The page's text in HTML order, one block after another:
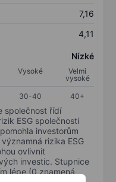
7,16
4,11
Nízké
Vysoké
Velmi
vysoké
30-40 40+
společnost řídí
ESG společnosti
investorům
rizika ESG
ovlivnit
investic. Stupnice
lépe (0 znamená